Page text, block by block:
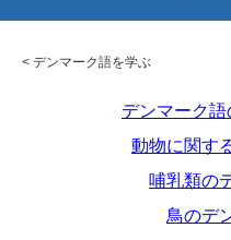
< デンマーク語を学ぶ
デンマーク
動物に関す
哺乳類の
鳥のデ